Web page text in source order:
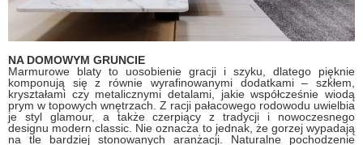
NA DOMOWYM GRUNCIE
Marmurowe blaty to uosobienie gracji i szyku, dlatego pięknie
komponują się z równie wyrafinowanymi dodatkami – szkłem,
kryształami czy metalicznymi detalami, jakie współcześnie wiodą
prym w topowych wnętrzach. Z racji pałacowego rodowodu uwielbia
je styl glamour, a także czerpiący z tradycji i nowoczesnego
designu modern classic. Nie oznacza to jednak, że gorzej wypadają
na tle bardziej stonowanych aranżacji. Naturalne pochodzenie